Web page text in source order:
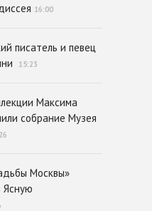
16:00
писатель и певец
15:23
Максима
собрание Музея
Москвы»
Ясную